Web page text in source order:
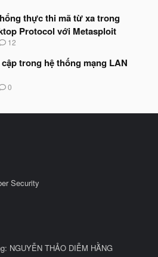
thực thi mã từ xa trong
Protocol với Metasploit
12
trong hệ thống mạng LAN
0
Security
NGUYỄN THẢO DIỄM HẰNG